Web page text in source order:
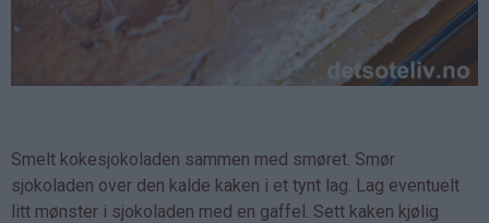
Smelt kokesjokoladen sammen med smøret. Smør
sjokoladen over den kalde kaken i et tynt lag. Lag eventuelt
litt mønster i sjokoladen med en gaffel. Sett kaken kjølig